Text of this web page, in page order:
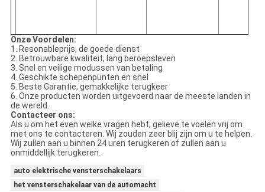
Onze Voordelen:
1. Resonableprijs, de goede dienst
2. Betrouwbare kwaliteit, lang beroepsleven
3. Snel en veilige modussen van betaling
4. Geschikte schepenpunten en snel
5. Beste Garantie, gemakkelijke terugkeer
6. Onze producten worden uitgevoerd naar de meeste landen in
de wereld.
Contacteer ons:
Als u om het even welke vragen hebt, gelieve te voelen vrij om
met ons te contacteren. Wij zouden zeer blij zijn om u te helpen.
Wij zullen aan u binnen 24 uren terugkeren of zullen aan u
onmiddellijk terugkeren.
auto elektrische vensterschakelaars
het vensterschakelaar van de automacht